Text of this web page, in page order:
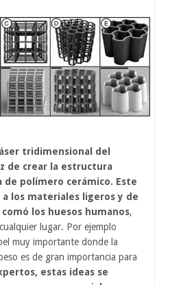
tridimensional del
de crear la estructura
de polímero cerámico. Este
los materiales ligeros y de
los huesos humanos,
lugar. Por ejemplo
muy importante donde la
es de gran importancia para
estas ideas se